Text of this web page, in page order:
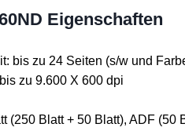
Eigenschaften
bis zu 24 Seiten (s/w und
zu 9.600 X 600 dpi
(250 Blatt + 50 Blatt), ADF (50